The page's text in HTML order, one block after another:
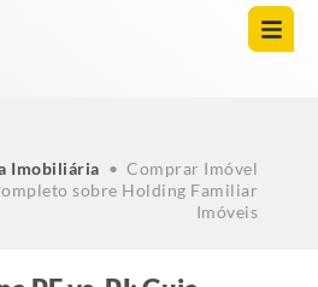
Imobiliária • Comprar Imóvel
sobre Holding Familiar
Imóveis